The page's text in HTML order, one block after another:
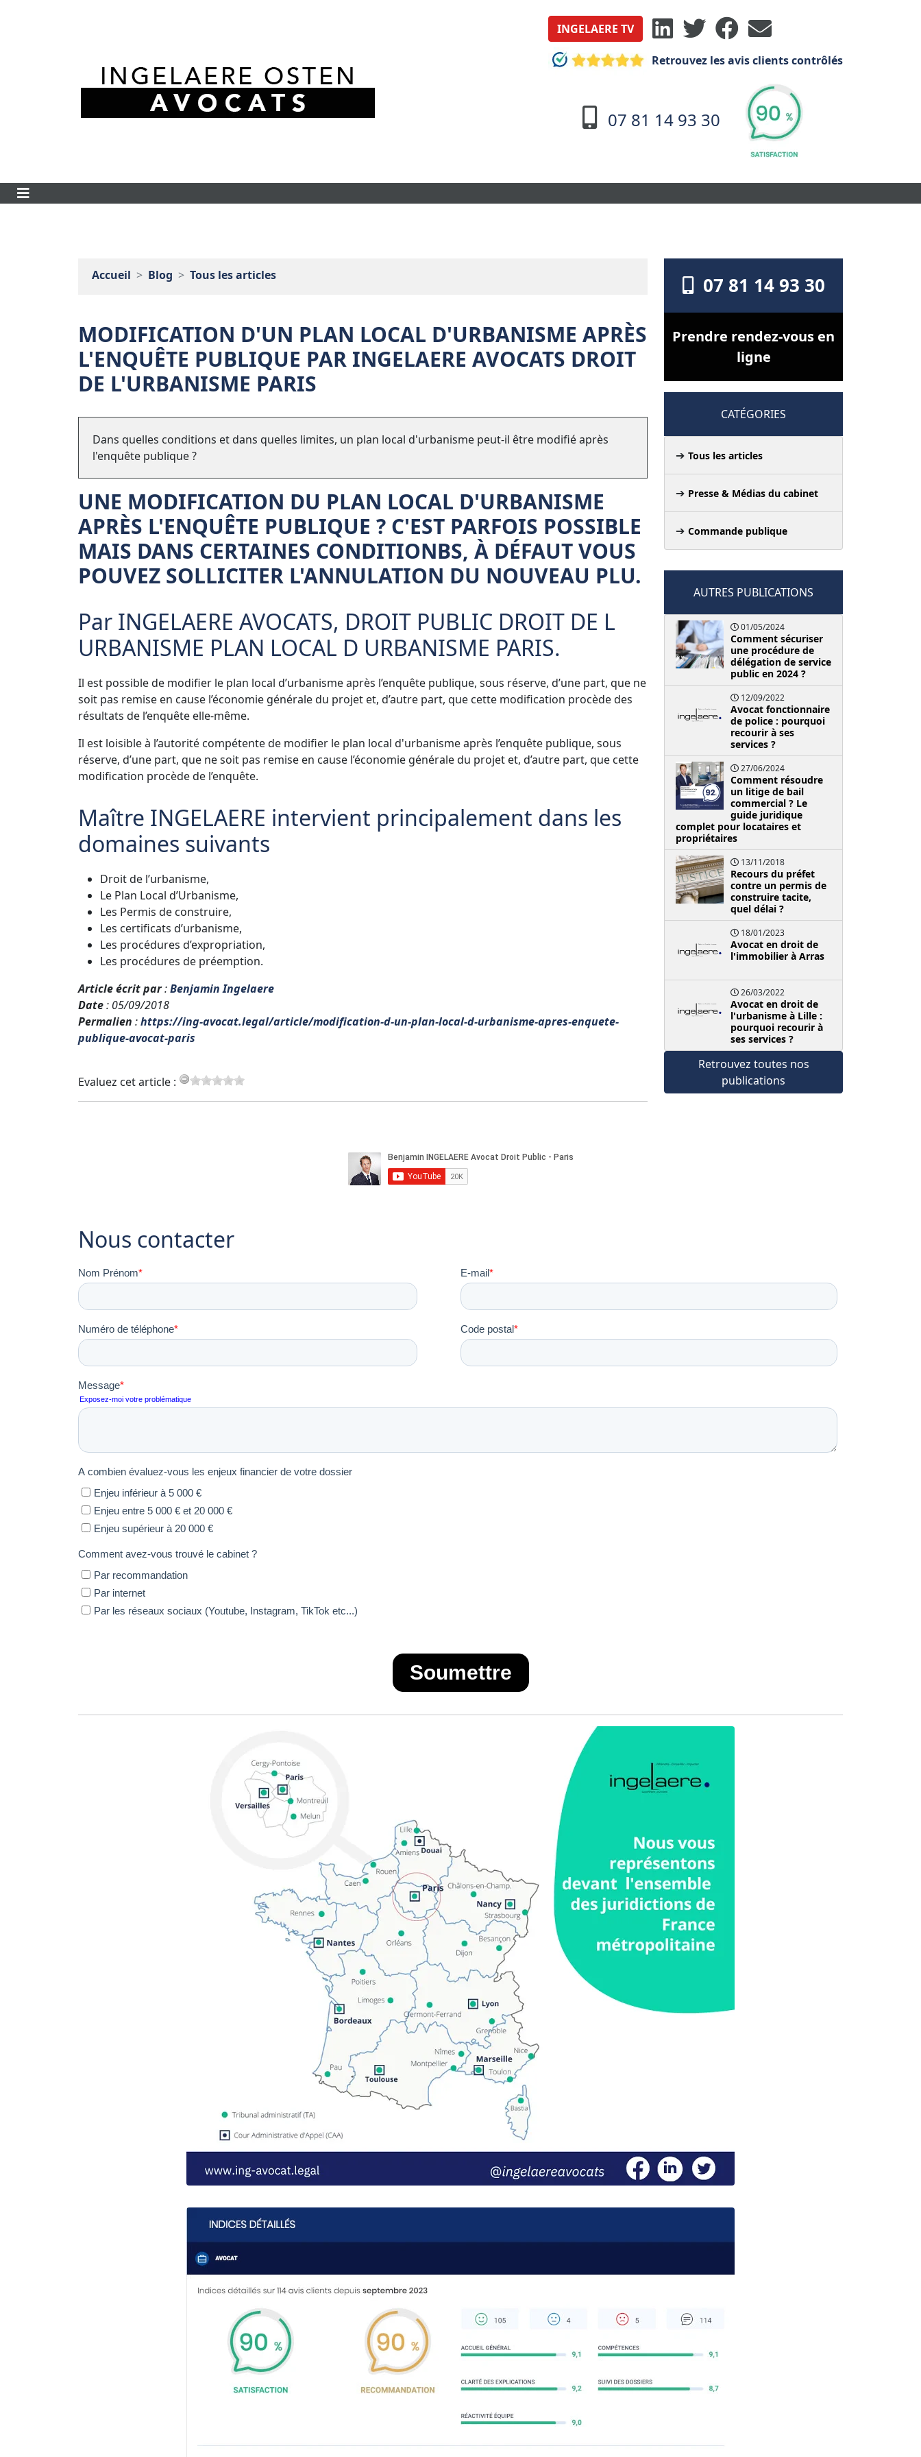
INGELAERE TV
Retrouvez les avis clients contrôlés
07 81 14 93 30
Accueil Blog Tous les articles
MODIFICATION D'UN PLAN LOCAL D'URBANISME APRÈS
L'ENQUÊTE PUBLIQUE PAR INGELAERE AVOCATS DROIT
DE L'URBANISME PARIS
Dans quelles conditions et dans quelles limites, un plan local d'urbanisme peut-il être modifié après
l'enquête publique ?
UNE MODIFICATION DU PLAN LOCAL D'URBANISME
APRÈS L'ENQUÊTE PUBLIQUE ? C'EST PARFOIS POSSIBLE
MAIS DANS CERTAINES CONDITIONBS, À DÉFAUT VOUS
POUVEZ SOLLICITER L'ANNULATION DU NOUVEAU PLU.
Par INGELAERE AVOCATS, DROIT PUBLIC DROIT DE L
URBANISME PLAN LOCAL D URBANISME PARIS.
Il est possible de modifier le plan local d’urbanismeaprès l’enquête publique, sous réserve, d’une part, que ne
soit pas remise en cause l’économie générale du projet et, d’autre part, que cette modification procède des
résultats de l’enquête elle-même.
Il est loisible à l’autorité compétente de modifier le plan local d'urbanisme après l’enquête publique, sous
réserve, d’une part, que ne soit pas remise en cause l’économie générale du projet et, d’autre part, que cette
modification procède de l’enquête.
Maître INGELAERE intervient principalement dans les
domaines suivants
Droit de l’urbanisme,
Le Plan Local d’Urbanisme,
Les Permis de construire,
Les certificats d’urbanisme,
Les procédures d’expropriation,
Les procédures de préemption.
Article écrit par:Benjamin Ingelaere
Date: 05/09/2018
Permalien :https://ing-avocat.legal/article/modification-d-un-plan-local-d-urbanisme-apres-enquete-
publique-avocat-paris
Evaluez cet article :
07 81 14 93 30
Prendre rendez-vous en
ligne
CATÉGORIES
Tous les articles
Presse & Médias du cabinet
Commande publique
AUTRES PUBLICATIONS
01/05/2024
Comment sécuriser
une procédure de
délégation de service
public en 2024 ?
12/09/2022
Avocat fonctionnaire
de police : pourquoi
recourir à ses
services ?
27/06/2024
Comment résoudre
un litige de bail
commercial ? Le
guide juridique
complet pour locataires et
propriétaires
13/11/2018
Recours du préfet
contre un permis de
construire tacite,
quel délai ?
18/01/2023
Avocat en droit de
l'immobilier à Arras
26/03/2022
Avocat en droit de
l'urbanisme à Lille :
pourquoi recourir à
ses services ?
Retrouvez toutes nos
publications
Nous contacter